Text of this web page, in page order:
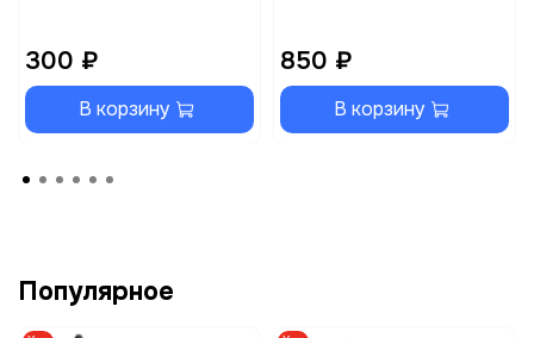
300 ₽
В корзину
850 ₽
В корзину
Популярное